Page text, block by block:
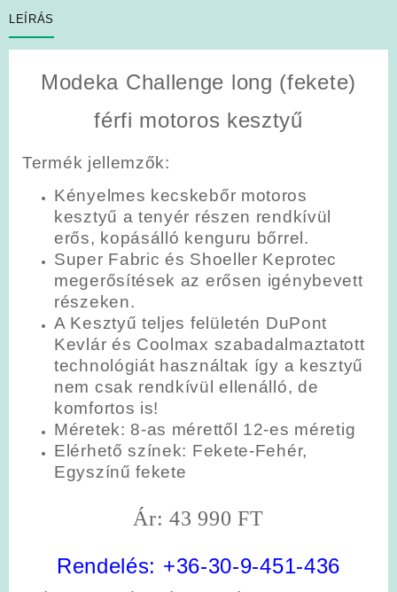
LEÍRÁS
Modeka Challenge long (fekete)
férfi motoros kesztyű
Termék jellemzők:
Kényelmes kecskebőr motoros
kesztyű a tenyér részen rendkívül
erős, kopásálló kenguru bőrrel.
Super Fabric és Shoeller Keprotec
megerősítések az erősen igénybevett
részeken.
A Kesztyű teljes felületén DuPont
Kevlár és Coolmax szabadalmaztatott
technológiát használtak így a kesztyű
nem csak rendkívül ellenálló, de
komfortos is!
Méretek: 8-as mérettől 12-es méretig
Elérhető színek: Fekete-Fehér,
Egyszínű fekete
Ár: 43 990 FT
Rendelés: +36-30-9-451-436